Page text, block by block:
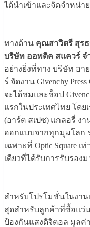
ได้นำเข้าและจัดจำหน่า
ทางด้าน คุณสาวิตรี สุรธ
บริษัท ออพติค สแควร์ จ
อย่างยิ่งที่ทาง บริษัท อ
ร์ จัดงาน Givenchy
จะได้ชมและช็อป
แรกในประเทศไทย โดย
(อาร์ต สเปซ) แกลอรี่ ง
ออกแบบจากทุกมุมโลก
เฉพาะที่ Optic Square เ
เดียวที่ได้รับการรับรองม
สำหรับโปรโมชั่นในงานเ
สุดสำหรับลูกค้าที่ซื้อแว่น
ป้องกันแสงดิจิตอล มูลค่